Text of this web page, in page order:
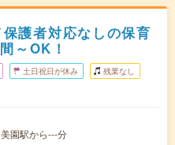
護者対応なしの保育
～OK！
土日祝日が休み 残業なし
園駅から---分